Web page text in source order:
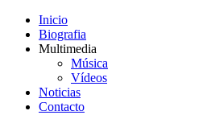
Inicio
Biografia
Multimedia
Música
Vídeos
Noticias
Contacto